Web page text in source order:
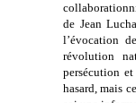
de Jean
l’évocation
révolution
persécution et
hasard, mais